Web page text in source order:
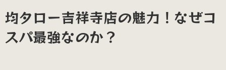
均タロー吉祥寺店の魅力！なぜコ
スパ最強なのか？